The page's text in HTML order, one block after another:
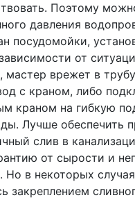
Поэтому
давления
посудомойки,
от
мастер врежет в
с краном, либо
краном на гибкую
Лучше обеспечить
слив в
от сырости и
Но в некоторых
закреплением